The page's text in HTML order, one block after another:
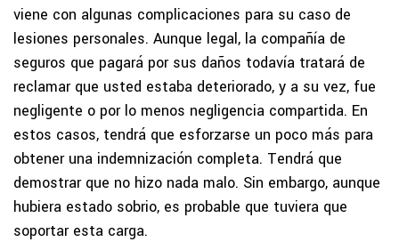
viene con algunas complicaciones para su caso de
lesiones personales. Aunque legal, la compañía de
seguros que pagará por sus daños todavía tratará de
reclamar que usted estaba deteriorado, y a su vez, fue
negligente o por lo menos negligencia compartida. En
estos casos, tendrá que esforzarse un poco más para
obtener una indemnización completa. Tendrá que
demostrar que no hizo nada malo. Sin embargo, aunque
hubiera estado sobrio, es probable que tuviera que
soportar esta carga.